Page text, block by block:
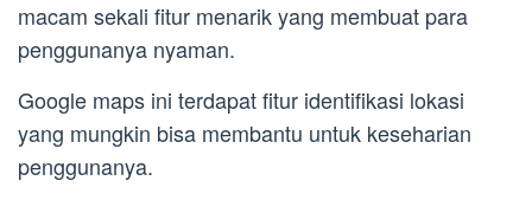
macam sekali fitur menarik yang membuat para
penggunanya nyaman.
Google maps ini terdapat fitur identifikasi lokasi
yang mungkin bisa membantu untuk keseharian
penggunanya.